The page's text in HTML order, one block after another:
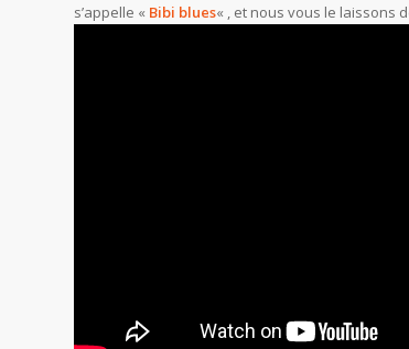
s’appelle « Bibi blues« , et nous vous le laissons